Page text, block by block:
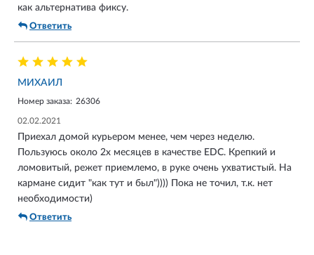
как альтернатива фиксу.
Ответить
МИХАИЛ
Номер заказа: 26306
02.02.2021
Приехал домой курьером менее, чем через неделю.
Пользуюсь около 2х месяцев в качестве EDC. Крепкий и
ломовитый, режет приемлемо, в руке очень ухватистый. На
кармане сидит "как тут и был")))) Пока не точил, т.к. нет
необходимости)
Ответить